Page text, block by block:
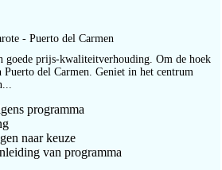
- Puerto del Carmen
goede prijs-kwaliteitverhouding. Om de hoek
Puerto del Carmen. Geniet in het centrum
programma
naar keuze
van programma